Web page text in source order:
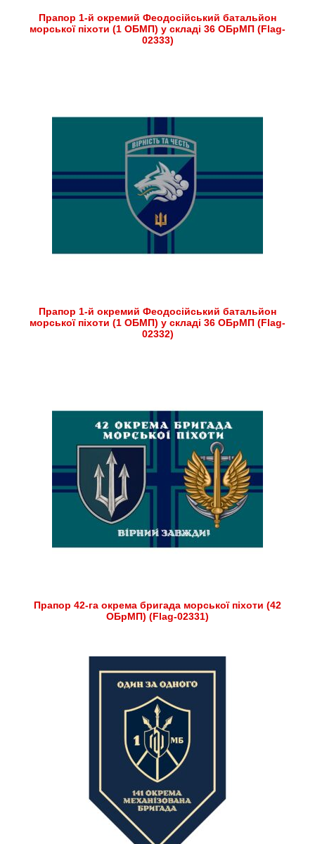
Прапор 1-й окремий Феодосійський батальйон
морської піхоти (1 ОБМП) у складі 36 ОБрМП (Flag-
02333)
Прапор 1-й окремий Феодосійський батальйон
морської піхоти (1 ОБМП) у складі 36 ОБрМП (Flag-
02332)
Прапор 42-га окрема бригада морської піхоти (42
ОБрМП) (Flag-02331)